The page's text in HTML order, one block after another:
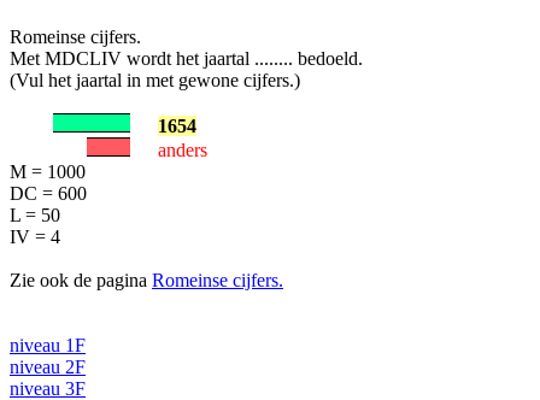
Romeinse cijfers.
Met MDCLIV wordt het jaartal ........ bedoeld.
(Vul het jaartal in met gewone cijfers.)
1654
anders
M = 1000
DC = 600
L = 50
IV = 4
Zie ook de pagina Romeinse cijfers.
niveau 1F
niveau 2F
niveau 3F